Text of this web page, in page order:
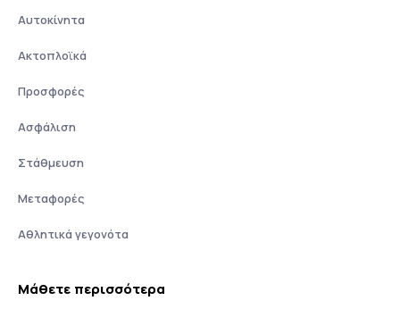
Αυτοκίνητα
Ακτοπλοϊκά
Προσφορές
Ασφάλιση
Στάθμευση
Μεταφορές
Αθλητικά γεγονότα
Μάθετε περισσότερα